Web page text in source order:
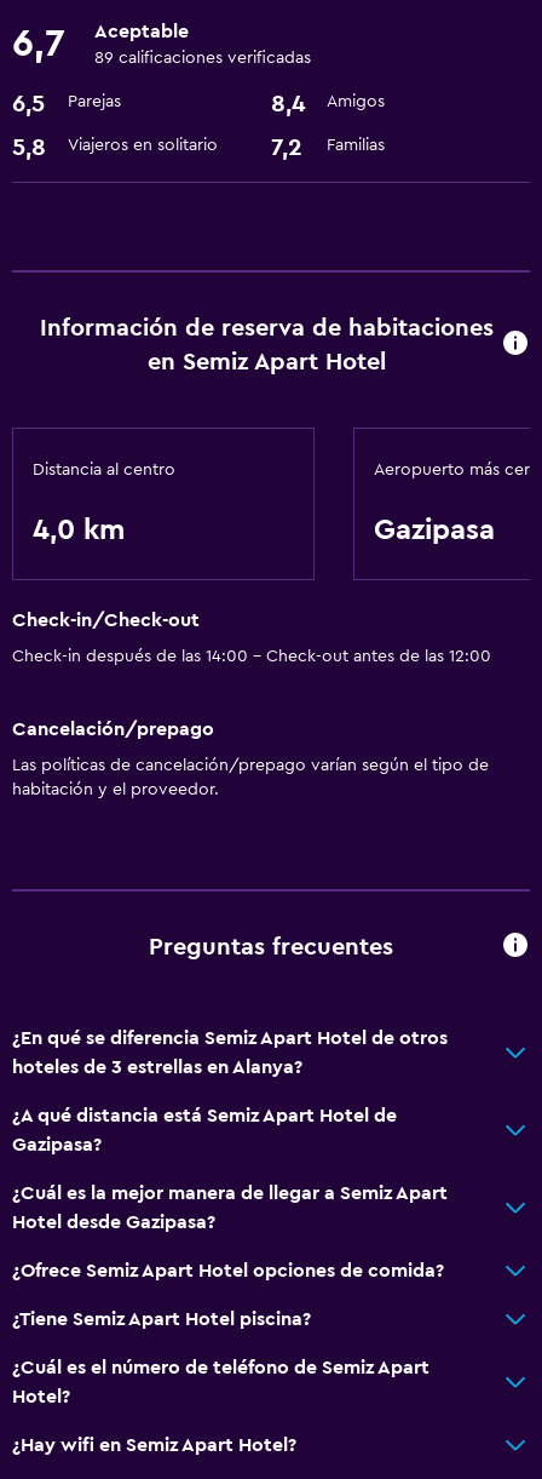
Restaurante
Minibar
Bicicletas
Servicios de lavandería/tintorería
Wifi gratis
Aire acondicionado
Estacionamiento y transporte
Traslado aeropuerto
Aire libre
Espacio de almacenamiento
Ideal para familias
Parque infantil
Spa
6,7 Aceptable
89 calificaciones verificadas
6,5 Parejas 8,4 Amigos
5,8 Viajeros en solitario 7,2 Familias
Información de reserva de habitaciones
en Semiz Apart Hotel
Distancia al centro
4,0 km
Aeropuerto más
Gazipasa
Check-in/Check-out
Check-in después de las 14:00 - Check-out antes de las 12:00
Cancelación/prepago
Las políticas de cancelación/prepago varían según el tipo de
habitación y el proveedor.
Preguntas frecuentes
¿En qué se diferencia Semiz Apart Hotel de otros
hoteles de 3 estrellas en Alanya?
¿A qué distancia está Semiz Apart Hotel de
Gazipasa?
¿Cuál es la mejor manera de llegar a Semiz Apart
Hotel desde Gazipasa?
¿Ofrece Semiz Apart Hotel opciones de comida?
¿Tiene Semiz Apart Hotel piscina?
¿Cuál es el número de teléfono de Semiz Apart
Hotel?
¿Hay wifi en Semiz Apart Hotel?